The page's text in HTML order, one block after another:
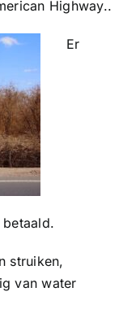
Highway..
Er
struiken,
van water